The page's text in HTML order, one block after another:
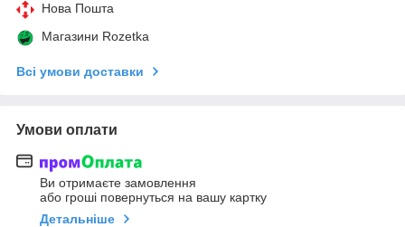
Нова Пошта
Магазини Rozetka
Всі умови доставки
Умови оплати
Ви отримаєте замовлення
або гроші повернуться на вашу картку
Детальніше